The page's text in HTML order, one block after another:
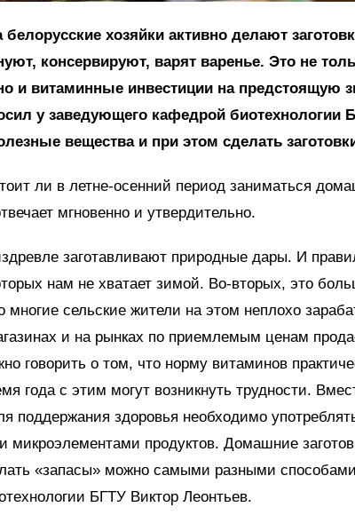
белорусские хозяйки активно делают
консервируют, варят варенье. Это не
и витаминные инвестиции на предстоящую
у заведующего кафедрой биотехнологии
вещества и при этом сделать
ли в летне-осенний период заниматься
мгновенно и утвердительно.
заготавливают природные дары. И
нам не хватает зимой. Во-вторых, это
многие сельские жители на этом неплохо
и на рынках по приемлемым ценам
говорить о том, что норму витаминов
года с этим могут возникнуть трудности.
поддержания здоровья необходимо
микроэлементами продуктов. Домашние
«запасы» можно самыми разными
БГТУ Виктор Леонтьев.